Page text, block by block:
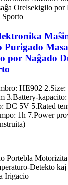
Purigado
por Naĝado
HE902 2.Size:
3.Battery-
DC 5V 5.Rated
1h 7.Power